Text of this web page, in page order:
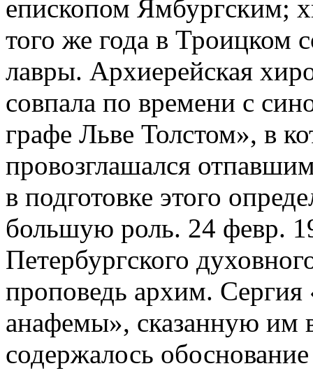
епископом Ямбургским;
того же года в Троицком
лавры. Архиерейская
совпала по времени с
графе Льве Толстом», в
провозглашался
в подготовке этого
большую роль. 24 февр.
Петербургского
проповедь архим.
анафемы», сказанную им
содержалось